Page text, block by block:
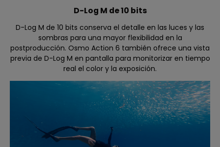
D-Log M de 10 bits
D-Log M de 10 bits conserva el detalle en las luces y las
sombras para una mayor flexibilidad en la
postproducción. Osmo Action 6 también ofrece una vista
previa de D-Log M en pantalla para monitorizar en tiempo
real el color y la exposición.